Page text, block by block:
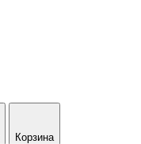
Корзина